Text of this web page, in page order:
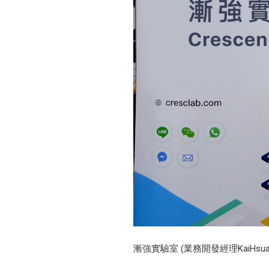
漸強實驗室 (業務開發經理